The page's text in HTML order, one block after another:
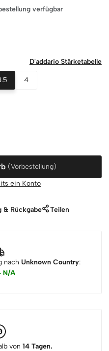
verfügbar
D'addario Stärketabelle
4
(Vorbestellung)
ein Konto
& Rückgabe Teilen
nach Unknown Country:
N/A
von 14 Tagen.